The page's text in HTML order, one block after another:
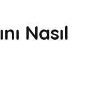
Nasıl